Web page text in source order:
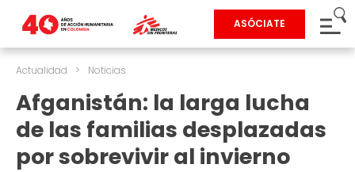
ASÓCIATE
Actualidad > Noticias
Afganistán: la larga lucha
de las familias desplazadas
por sobrevivir al invierno